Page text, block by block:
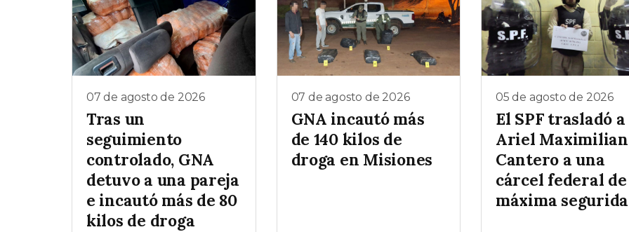
07 de agosto de 2026
Tras un
seguimiento
controlado, GNA
detuvo a una pareja
e incautó más de 80
kilos de droga
07 de agosto de 2026
GNA incautó más
de 140 kilos de
droga en Misiones
05 de agosto de 2026
El SPF trasladó a
Ariel
Cantero a una
cárcel federal de
máxima